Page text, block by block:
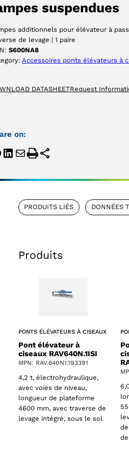
suspendues
additionnels pour élévateur à
de levage | 1 paire
S600NA8
Accessoires ponts élévateurs à
DATASHEETRequest
on:
PRODUITS LIÉS DONNÉES
Produits
PONTS ÉLÉVATEURS À CISEAUX
Pont élévateur à
ciseaux RAV640N.1ISI
MPN: RAV.640N1.193391
4,2 t, électrohydraulique,
avec voies de niveau,
longueur de plateforme
4600 mm, avec traverse de
levage intégré, sous le sol